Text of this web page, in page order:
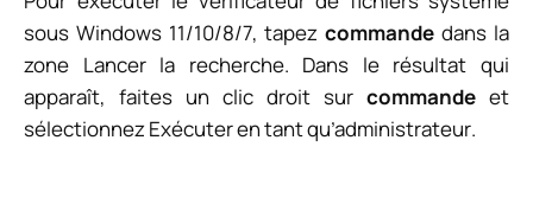
sous Windows 11/10/8/7, tapezcommande dans la
zone Lancer la recherche. Dans le résultat qui
apparaît, faites un clic droit sur commande et
sélectionnezExécuter en tant qu’administrateur.